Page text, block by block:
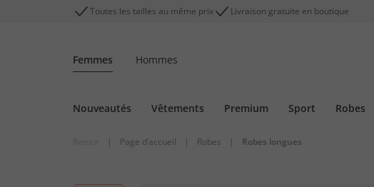
Toutes les tailles au même prix Livraison gratuite en boutique
Femmes Hommes
Nouveautés Vêtements Premium Sport Robes
| Page d’accueil | Robes | Robes longues